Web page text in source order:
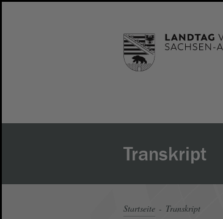
Transkript
Startseite Transkript